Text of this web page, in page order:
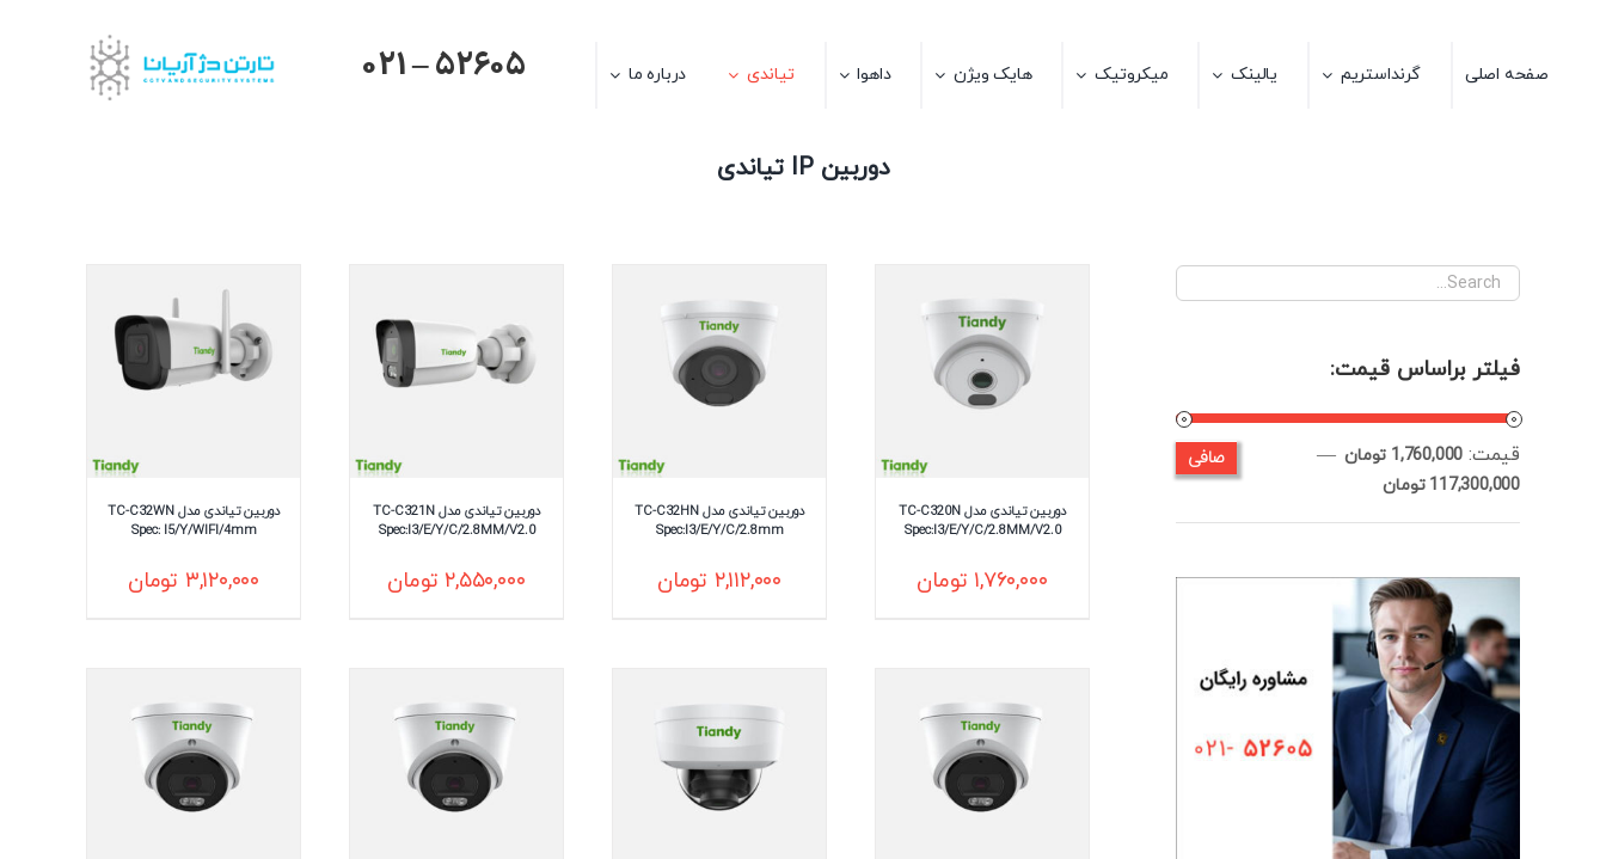
صفحه اصلی گرنداستریم یالینک میکروتیک هایک ویژن داهوا تیاندی درباره ما 021 – 52605
دوربین IP تیاندی
دوربین تیاندی مدل TC-C320N
Spec:I3/E/Y/C/2.8MM/V2.0
۱,۷۶۰,۰۰۰ تومان
دوربین تیاندی مدل TC-C32HN
Spec:I3/E/Y/C/2.8mm
۲,۱۱۲,۰۰۰ تومان
دوربین تیاندی مدل TC-C321N
Spec:I3/E/Y/C/2.8MM/V2.0
۲,۵۵۰,۰۰۰ تومان
دوربین تیاندی مدل TC-C32WN
Spec: I5/Y/WIFI/4mm
۳,۱۲۰,۰۰۰ تومان
فیلتر براساس قیمت:
حداقل
قیمت
حداكثر
قيمت
صافی قيمت: 1,760,000 تومان —
117,300,000 تومان